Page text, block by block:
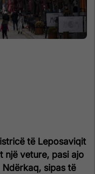
të Leposaviqit
një veture, pasi ajo
sipas të